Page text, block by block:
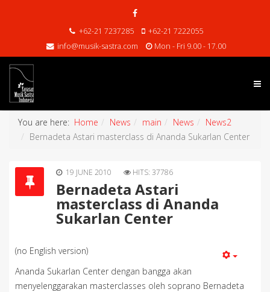
+62-21 7237285
+62-21 7222055
info@musik-sastra.com
Mon - Fri 9.00 - 17.00
You are here: Home News main News
News2
Bernadeta Astari masterclass di Ananda Sukarlan Center
19 JUNE 2010 HITS: 37786
Bernadeta Astari
masterclass di Ananda
Sukarlan Center
(no English version)
Ananda Sukarlan Center dengan bangga akan
menyelenggarakan masterclasses oleh soprano Bernadeta